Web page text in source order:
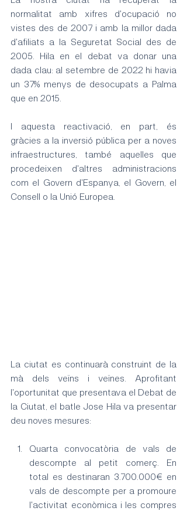
normalitat amb xifres d'ocupació no
vistes des de 2007 i amb la millor dada
d'afiliats a la Seguretat Social des de
2005. Hila en el debat va donar una
dada clau: al setembre de 2022 hi havia
un 37% menys de desocupats a Palma
que en 2015.
I aquesta reactivació, en part, és
gràcies a la inversió pública per a noves
infraestructures, també aquelles que
procedeixen d'altres administracions
com el Govern d'Espanya, el Govern, el
Consell o la Unió Europea.
La ciutat es continuarà construint de la
mà dels veïns i veïnes. Aprofitant
l'oportunitat que presentava el Debat de
la Ciutat, el batle Jose Hila va presentar
deu noves mesures:
Quarta convocatòria de vals de
descompte al petit comerç. En
total es destinaran 3.700.000€ en
vals de descompte per a promoure
l'activitat econòmica i les compres